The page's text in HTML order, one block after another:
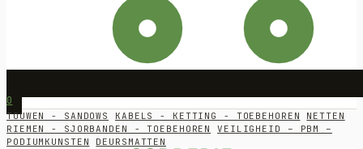
0
TOUWEN - SANDOWS KABELS - KETTING - TOEBEHOREN
NETTEN
RIEMEN - SJORBANDEN - TOEBEHOREN
VEILIGHEID – PBM –
PODIUMKUNSTEN
DEURSMATTEN